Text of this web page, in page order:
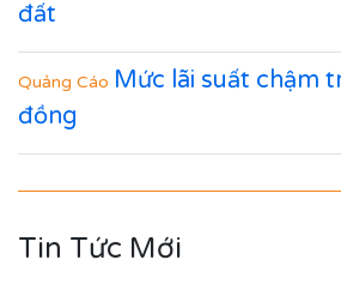
đất
Quảng Cáo Mức lãi suất chậm
đồng
Tin Tức Mới